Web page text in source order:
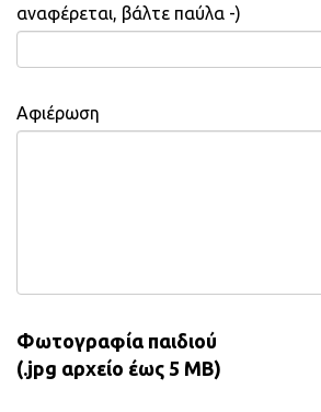
αναφέρεται, βάλτε παύλα -)
Αφιέρωση
Φωτογραφία παιδιού
(.jpg αρχείο έως 5 MB)